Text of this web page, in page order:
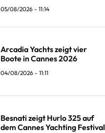
05/08/2026 - 11:14
Arcadia Yachts zeigt vier
Boote in Cannes 2026
04/08/2026 - 11:11
Besnati zeigt Hurlo 325 auf
dem Cannes Yachting Festival